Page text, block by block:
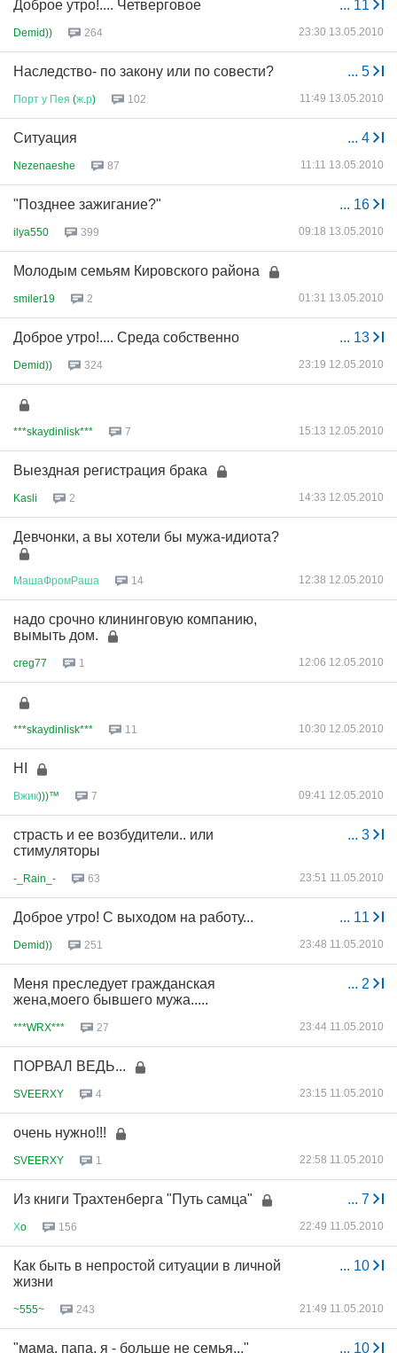
... 11
Доброе утро!.... Четверговое
Demid)) 264 23:30 13.05.2010
... 5
Наследство- по закону или по совести?
Порт у Пея (ж р) 102 11:49 13.05.2010
... 4
Ситуация
Nezenaeshe 87 11:11 13.05.2010
... 16
"Позднее зажигание?"
ilya550 399 09:18 13.05.2010
Молодым семьям Кировского района
smiler19 2 01:31 13.05.2010
... 13
Доброе утро!.... Среда собственно
Demid)) 324 23:19 12.05.2010
***skaydinlisk*** 7 15:13 12.05.2010
Выездная регистрация брака
Kasli 2 14:33 12.05.2010
Девчонки, а вы хотели бы мужа-идиота?
МашаФромРаша 14 12:38 12.05.2010
надо срочно клининговую компанию,
вымыть дом.
creg77 1 12:06 12.05.2010
***skaydinlisk*** 11 10:30 12.05.2010
HI
Вжик)))™ 7 09:41 12.05.2010
... 3
страсть и ее возбудители.. или
стимуляторы
-_Rain_- 63 23:51 11.05.2010
... 11
Доброе утро! С выходом на работу...
Demid)) 251 23:48 11.05.2010
... 2
Меня преследует гражданская
жена,моего бывшего мужа.....
***WRX*** 27 23:44 11.05.2010
ПОРВАЛ ВЕДЬ...
SVEERXY 4 23:15 11.05.2010
очень нужно!!!
SVEERXY 1 22:58 11.05.2010
... 7
Из книги Трахтенберга "Путь самца"
Хo 156 22:49 11.05.2010
... 10
Как быть в непростой ситуации в личной
жизни
~555~ 243 21:49 11.05.2010
... 10
"мама, папа, я - больше не семья..."